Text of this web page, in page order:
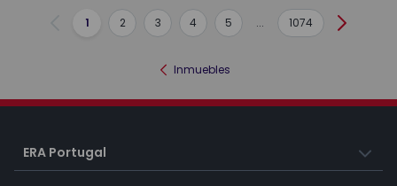
Anterior
1 2 3 4 5 ... 1074
Inmuebles
ERA Portugal